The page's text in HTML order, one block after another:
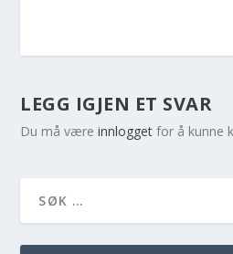
LEGG IGJEN ET SVAR
Du må væreinnlogget for å kunne